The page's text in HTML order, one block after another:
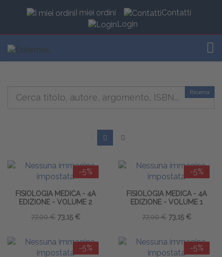
I miei ordini
Contatti
Login
Ricerca
-5%
FISIOLOGIA MEDICA - 4A
EDIZIONE - VOLUME 2
77,00 € 73,15 €
-5%
FISIOLOGIA MEDICA - 4A
EDIZIONE - VOLUME 1
77,00 € 73,15 €
-5% -5%